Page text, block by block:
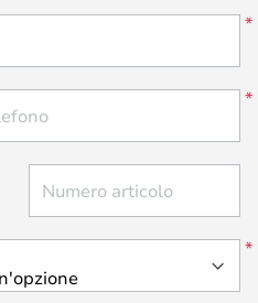
Numero articolo